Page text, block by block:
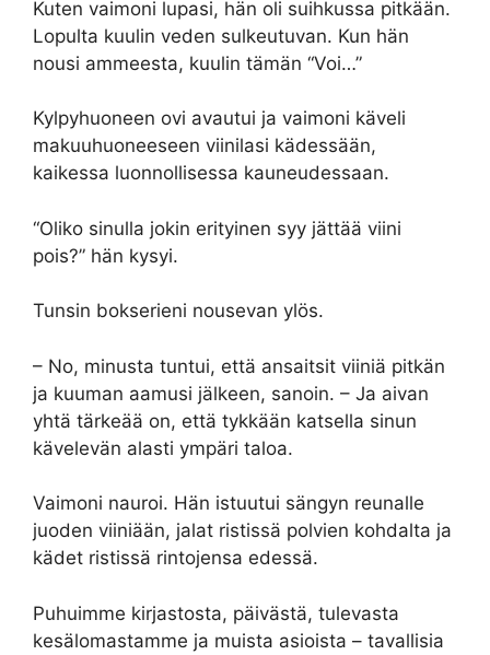
Kuten vaimoni lupasi, hän oli suihkussa pitkään.
Lopulta kuulin veden sulkeutuvan. Kun hän
nousi ammeesta, kuulin tämän “Voi…”
Kylpyhuoneen ovi avautui ja vaimoni käveli
makuuhuoneeseen viinilasi kädessään,
kaikessa luonnollisessa kauneudessaan.
“Oliko sinulla jokin erityinen syy jättää viini
pois?” hän kysyi.
Tunsin bokserieni nousevan ylös.
– No, minusta tuntui, että ansaitsit viiniä pitkän
ja kuuman aamusi jälkeen, sanoin. – Ja aivan
yhtä tärkeää on, että tykkään katsella sinun
kävelevän alasti ympäri taloa.
Vaimoni nauroi. Hän istuutui sängyn reunalle
juoden viiniään, jalat ristissä polvien kohdalta ja
kädet ristissä rintojensa edessä.
Puhuimme kirjastosta, päivästä, tulevasta
kesälomastamme ja muista asioista – tavallisia